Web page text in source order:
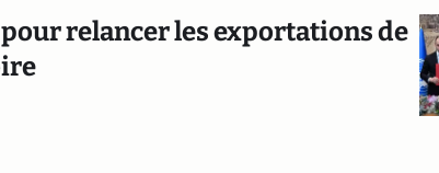
relancer les exportations de